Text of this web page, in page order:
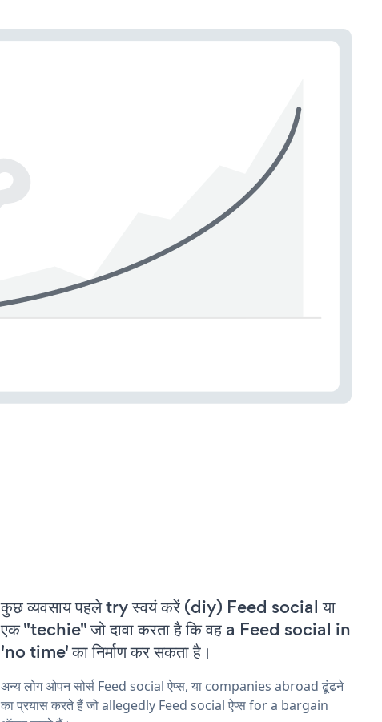
कुछ व्यवसाय पहले try स्वयं करें (diy) Feed social या
एक "techie" जो दावा करता है कि वह a Feed social in
'no time' का निर्माण कर सकता है।
अन्य लोग ओपन सोर्स Feed social ऐप्स, या companies abroad ढूंढने
का प्रयास करते हैं जो allegedly Feed social ऐप्स for a bargain